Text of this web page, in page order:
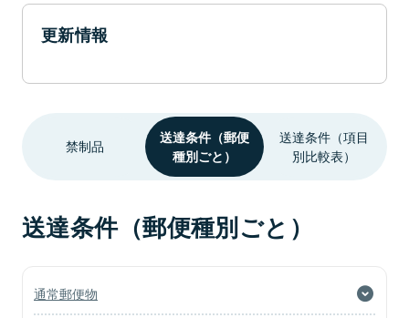
更新情報
禁制品
送達条件（郵便
種別ごと）
送達条件（項目
別比較表）
送達条件（郵便種別ごと）
通常郵便物